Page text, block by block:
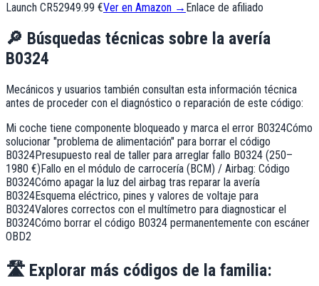
Launch CR52949.99 €Ver en Amazon → Enlace de afiliado
🔎 Búsquedas técnicas sobre la avería
B0324
Mecánicos y usuarios también consultan esta información técnica
antes de proceder con el diagnóstico o reparación de este código:
Mi coche tiene componente bloqueado y marca el error B0324Cómo
solucionar "problema de alimentación" para borrar el código
B0324Presupuesto real de taller para arreglar fallo B0324 (250–
1980 €)Fallo en el módulo de carrocería (BCM) / Airbag: Código
B0324Cómo apagar la luz del airbag tras reparar la avería
B0324Esquema eléctrico, pines y valores de voltaje para
B0324Valores correctos con el multímetro para diagnosticar el
B0324Cómo borrar el código B0324 permanentemente con escáner
OBD2
🛣️ Explorar más códigos de la familia: